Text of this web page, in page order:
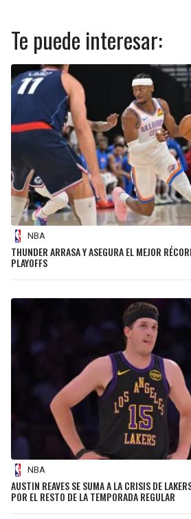
Te puede interesar:
NBA
THUNDER ARRASA Y ASEGURA EL MEJOR
PLAYOFFS
NBA
AUSTIN REAVES SE SUMA A LA CRISIS DE
POR EL RESTO DE LA TEMPORADA REGULAR